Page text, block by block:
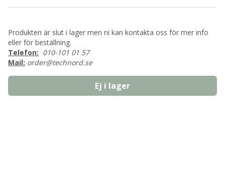
Produkten är slut i lager men ni kan kontakta oss för mer info
eller för beställning.
Telefon: 010-101 01 57
Mail: order@technord.se
Ej i lager